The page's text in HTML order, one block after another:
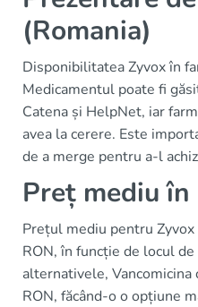
(Romania)
Disponibilitatea Zyvox în
Medicamentul poate fi
Catena și HelpNet, iar
avea la cerere. Este
de a merge pentru a-l
Preț mediu
Prețul mediu pentru
RON, în funcție de locul
alternativele,
RON, făcând-o o opțiune